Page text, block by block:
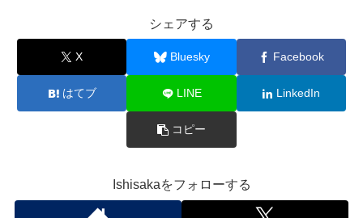
シェアする
X Bluesky Facebook
はてブ LINE LinkedIn
コピー
Ishisakaをフォローする